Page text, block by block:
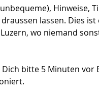
Hinweise,
lassen. Dies ist
wo niemand
bitte 5 Minuten vor